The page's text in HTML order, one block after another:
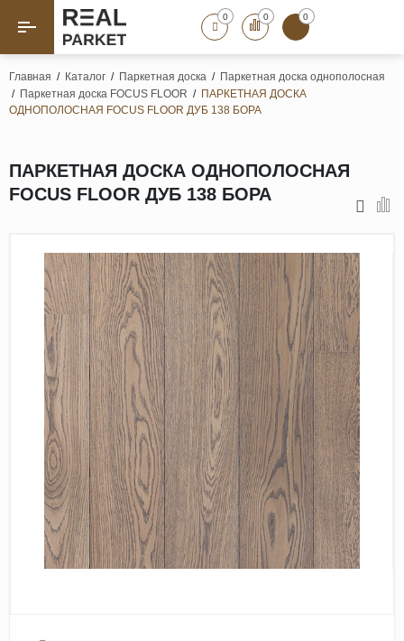
Назад
Паркет «Елка»
Назад
Штучный паркет
Художественный паркет
Паркетная доска
Полы для ванных комнат
Террасная доска
Пробковые покрытия
Ламинат
Виниловые покрытия
Стеновые панели
Лепнина
Клеевая продукция
Паркетные лаки и масла
Плинтус
0 0 0
Главная / Каталог / Паркетная доска / Паркетная доска однополосная
/ Паркетная доска FOCUS FLOOR / ПАРКЕТНАЯ ДОСКА
ОДНОПОЛОСНАЯ FOCUS FLOOR ДУБ 138 БОРА
ПАРКЕТНАЯ ДОСКА ОДНОПОЛОСНАЯ
FOCUS FLOOR ДУБ 138 БОРА